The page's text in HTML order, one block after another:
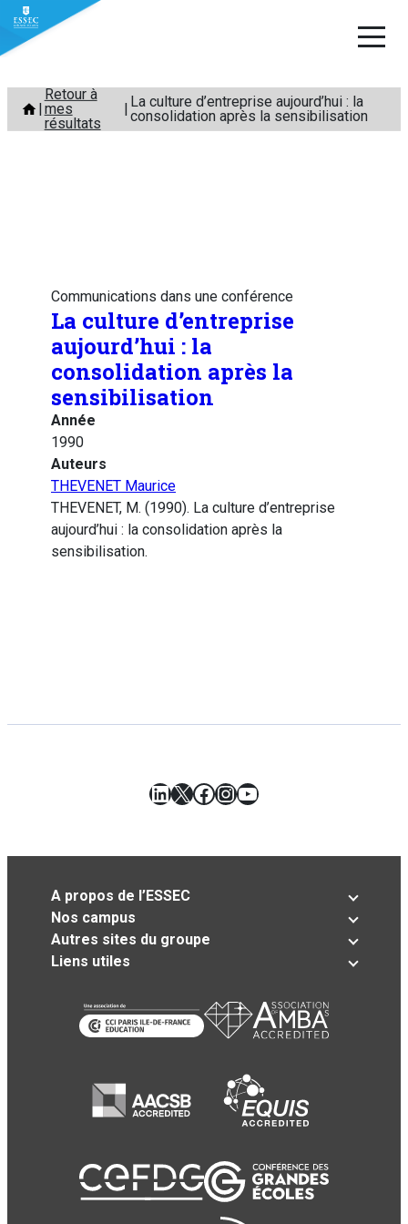
Aller
contenu
Retour à
mes
résultats
La culture d’entreprise aujourd’hui : la
consolidation après la sensibilisation
Communications dans une conférence
La culture d’entreprise
aujourd’hui : la
consolidation après la
sensibilisation
Année
1990
Auteurs
THEVENET Maurice
THEVENET, M. (1990). La culture d’entreprise
aujourd’hui : la consolidation après la
sensibilisation.
LinkedIn
X Facebook
Instagram
YouTube
A propos de l’ESSEC
Nos campus
Autres sites du groupe
Liens utiles